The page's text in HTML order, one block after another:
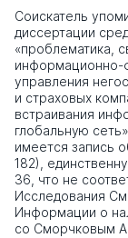
Соискатель
диссертации
«проблематика,
информационно-
управления
и страховых
встраивания
глобальную
имеется запись
182),
36, что не
Исследования
Информации о
со Сморчковым